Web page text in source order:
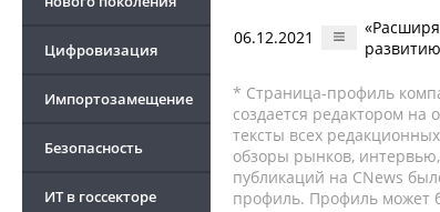
Цифровизация
Импортозамещение
Безопасность
ИТ в госсекторе
06.12.2021
* Страница-профиль
создается редактором
тексты всех
обзоры рынков,
публикаций на CNews
профиль. Профиль может